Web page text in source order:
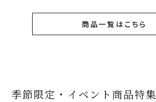
商品一覧はこちら
季節限定・イベント商品特集